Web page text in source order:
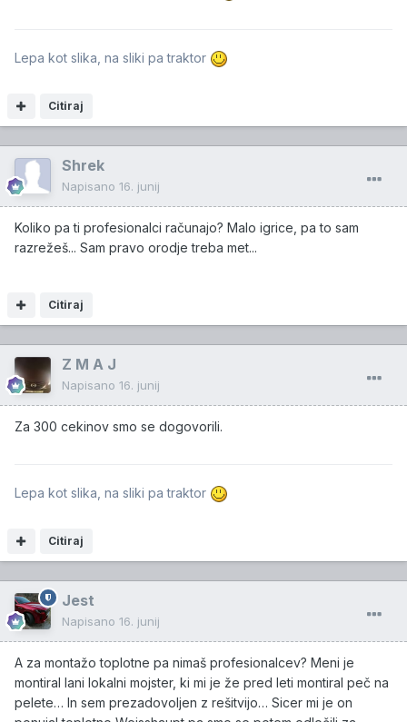
Citiraj
Lepa kot slika, na sliki pa traktor
Shrek
Napisano 16. junij
Koliko pa ti profesionalci računajo? Malo igrice, pa to sam
razrežeš... Sam pravo orodje treba met...
Citiraj
Z M A J
Napisano 16. junij
Za 300 cekinov smo se dogovorili.
Citiraj
Lepa kot slika, na sliki pa traktor
Jest
Napisano 16. junij
A za montažo toplotne pa nimaš profesionalcev? Meni je
montiral lani lokalni mojster, ki mi je že pred leti montiral peč na
pelete… In sem prezadovoljen z rešitvijo… Sicer mi je on